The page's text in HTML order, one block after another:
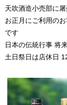
天吹酒造小売部に
お正月にご利用の
です
日本の伝統行事 将
土日祭日は店休日